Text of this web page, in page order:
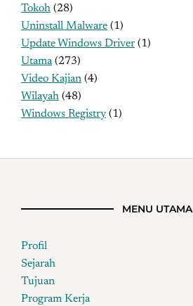
Tokoh (28)
Uninstall Malware (1)
Update Windows Driver (1)
Utama(273)
Video Kajian (4)
Wilayah (48)
Windows Registry (1)
MENU UTAMA
Profil
Sejarah
Tujuan
Program Kerja